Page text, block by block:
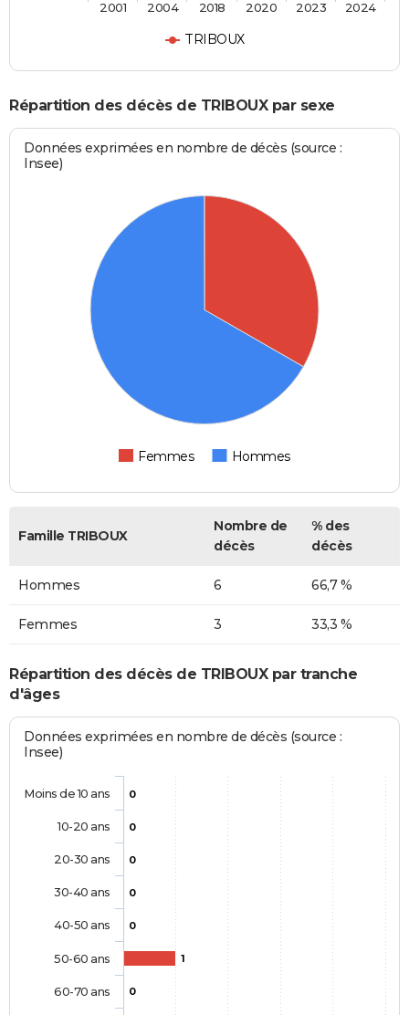
TRIBOUX
2001 2004 2018 2020 2023 2024
Répartition des décès de TRIBOUX par sexe
Données exprimées en nombre de décès (source :
Insee)
Femmes Hommes
Famille TRIBOUX
Nombre de
décès
% des
décès
Hommes 6 66,7 %
Femmes 3 33,3 %
Répartition des décès de TRIBOUX par tranche
d'âges
Données exprimées en nombre de décès (source :
Insee)
0
0
0
0
0
1
0
Moins de 10 ans
10-20 ans
20-30 ans
30-40 ans
40-50 ans
50-60 ans
60-70 ans